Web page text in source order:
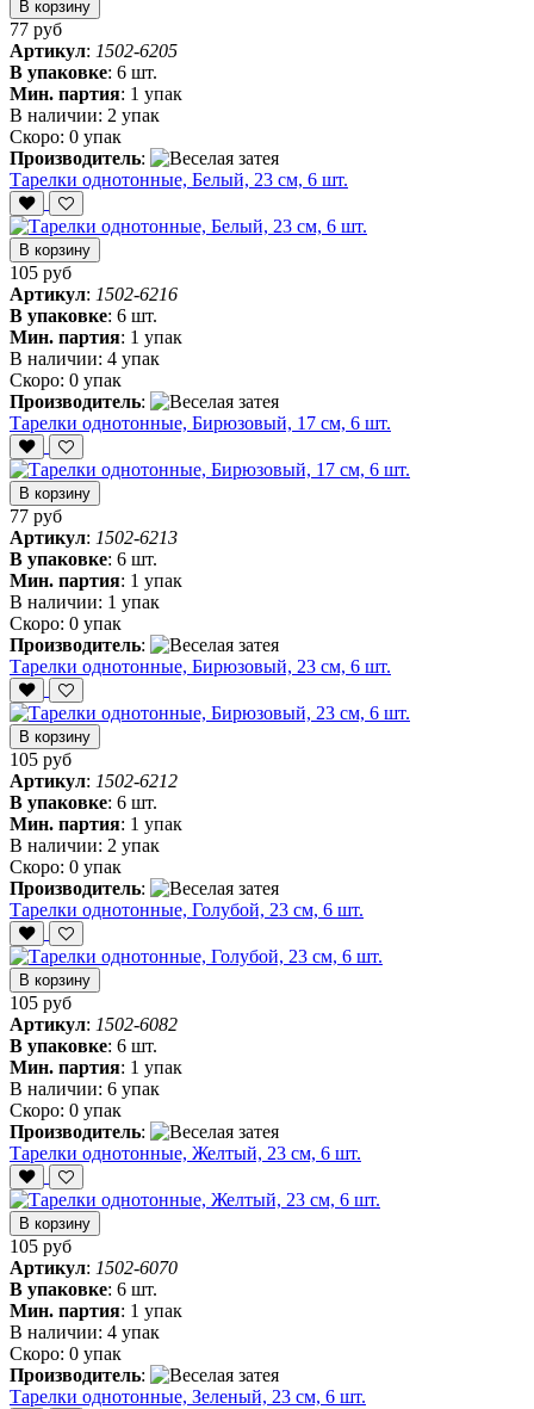
В корзину
77 руб
Артикул: 1502-6205
В упаковке: 6 шт.
Мин. партия: 1 упак
В наличии: 2 упак
Скоро: 0 упак
Производитель:
Тарелки однотонные, Белый, 23 см, 6 шт.
В корзину
105 руб
Артикул: 1502-6216
В упаковке: 6 шт.
Мин. партия: 1 упак
В наличии: 4 упак
Скоро: 0 упак
Производитель:
Тарелки однотонные, Бирюзовый, 17 см, 6 шт.
В корзину
77 руб
Артикул: 1502-6213
В упаковке: 6 шт.
Мин. партия: 1 упак
В наличии: 1 упак
Скоро: 0 упак
Производитель:
Тарелки однотонные, Бирюзовый, 23 см, 6 шт.
В корзину
105 руб
Артикул: 1502-6212
В упаковке: 6 шт.
Мин. партия: 1 упак
В наличии: 2 упак
Скоро: 0 упак
Производитель:
Тарелки однотонные, Голубой, 23 см, 6 шт.
В корзину
105 руб
Артикул: 1502-6082
В упаковке: 6 шт.
Мин. партия: 1 упак
В наличии: 6 упак
Скоро: 0 упак
Производитель:
Тарелки однотонные, Желтый, 23 см, 6 шт.
В корзину
105 руб
Артикул: 1502-6070
В упаковке: 6 шт.
Мин. партия: 1 упак
В наличии: 4 упак
Скоро: 0 упак
Производитель:
Тарелки однотонные, Зеленый, 23 см, 6 шт.